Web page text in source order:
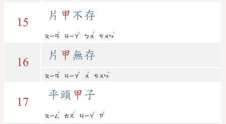
15
片 甲 不存
ㄆㄧㄢ
ˋ
ㄐㄧㄚ
ˇ
ㄅㄨ
ˋ
ㄘㄨㄣ
ˊ
16
片 甲 無存
ㄆㄧㄢ
ˋ
ㄐㄧㄚ
ˇ
ㄨ
ˊ
ㄘㄨㄣ
ˊ
17
平頭 甲 子
ㄆㄧㄥ
ˊ
ㄊㄡ
ˊ
ㄐㄧㄚ
ˇ
ㄗ
ˇ